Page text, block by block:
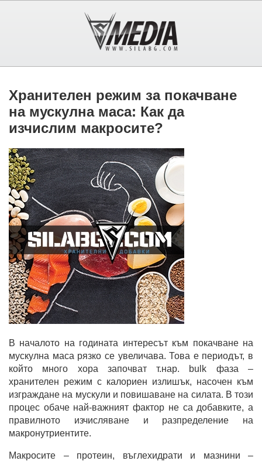
Хранителен режим за покачване
на мускулна маса: Как да
изчислим макросите?
В началото на годината интересът към покачване на
мускулна маса рязко се увеличава. Това е периодът, в
който много хора започват т.нар. bulk фаза –
хранителен режим с калориен излишък, насочен към
изграждане на мускули и повишаване на силата. В този
процес обаче най-важният фактор не са добавките, а
правилното изчисляване и разпределение на
макронутриентите.
Макросите – протеин, въглехидрати и мазнини –